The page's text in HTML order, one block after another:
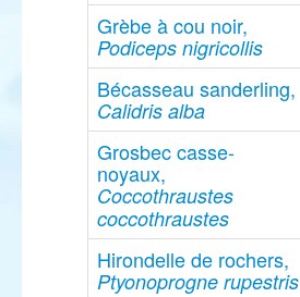
Grèbe à cou noir,
Podiceps nigricollis
Bécasseau sanderling,
Calidris alba
Grosbec casse-
noyaux,
Coccothraustes
coccothraustes
Hirondelle de rochers,
Ptyonoprogne rupestris